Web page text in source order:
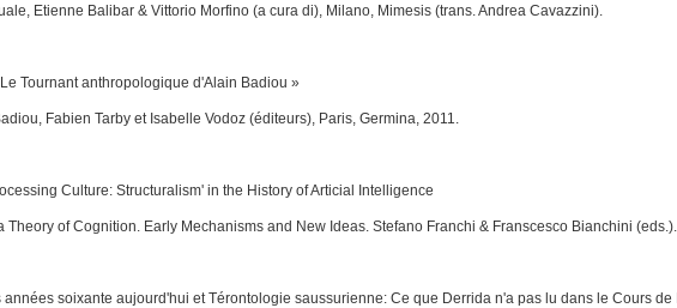
, Etienne Balibar & Vittorio Morfino (a cura di), Milano, Mimesis (trans. Andrea Cavazzini).
Tournant anthropologique d'Alain Badiou »
, Fabien Tarby et Isabelle Vodoz (éditeurs), Paris, Germina, 2011.
Culture: Structuralism' in the History of Articial Intelligence
Theory of Cognition. Early Mechanisms and New Ideas . Stefano Franchi & Franscesco Bianchini
années soixante aujourd'hui et Térontologie saussurienne: Ce que Derrida n'a pas lu dans leCours de